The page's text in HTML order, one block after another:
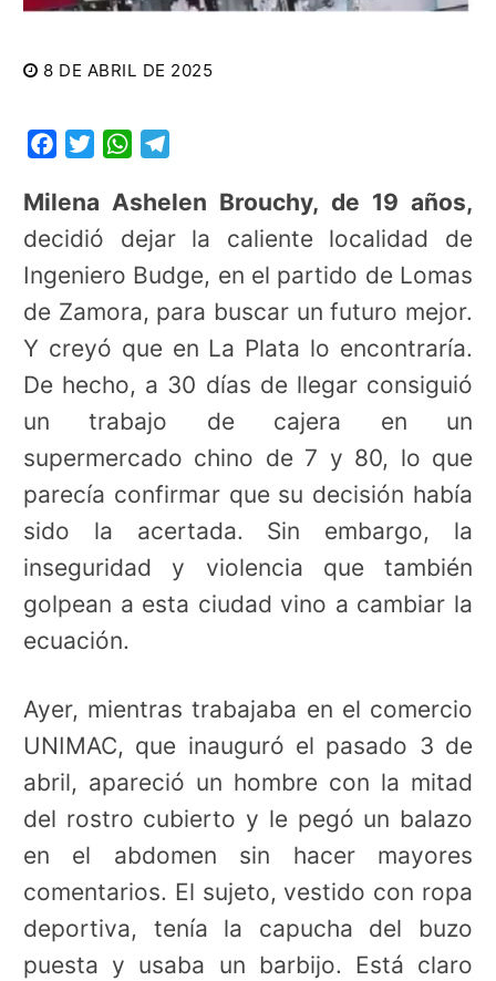
8 DE ABRIL DE 2025
FacebookTwitterWhatsApp
Milena Ashelen Brouchy, de 19 años,
decidió dejar la caliente localidad de
Ingeniero Budge, en el partido de Lomas
de Zamora, para buscar un futuro mejor.
Y creyó que en La Plata lo encontraría.
De hecho, a 30 días de llegar consiguió
un trabajo de cajera en un
supermercado chino de 7 y 80, lo que
parecía confirmar que su decisión había
sido la acertada. Sin embargo, la
inseguridad y violencia que también
golpean a esta ciudad vino a cambiar la
ecuación.
Ayer, mientras trabajaba en el comercio
UNIMAC, que inauguró el pasado 3 de
abril, apareció un hombre con la mitad
del rostro cubierto y le pegó un balazo
en el abdomen sin hacer mayores
comentarios. El sujeto, vestido con ropa
deportiva, tenía la capucha del buzo
puesta y usaba un barbijo. Está claro